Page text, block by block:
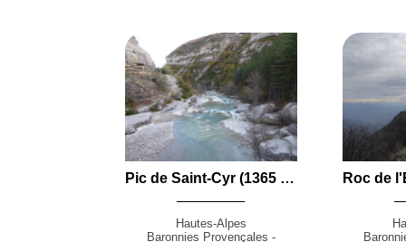
Pic de Saint-Cyr (1365 m) en boucle par les Gorges de la Méouge depuis Antonaves
Hautes-Alpes
Baronnies Provençales -